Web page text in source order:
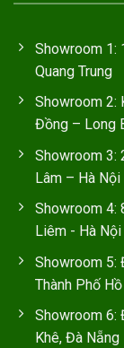
Showroom 1:
Quang Trung
Showroom 2:
Đồng – Long
Showroom 3:
Lâm – Hà Nội
Showroom 4:
Liêm - Hà Nội
Showroom 5:
Thành Phố
Showroom 6:
Khê, Đà Nẵng